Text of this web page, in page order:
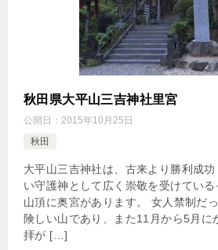
秋田県大平山三吉神社里宮
公開日： 2015年10月25日
秋田
大平山三吉神社は、古来より勝利成
い守護神として広く崇敬を受けてい
山頂に奥宮があります。 女人禁制だ
険しい山であり、また11月から5月に
拝が […]